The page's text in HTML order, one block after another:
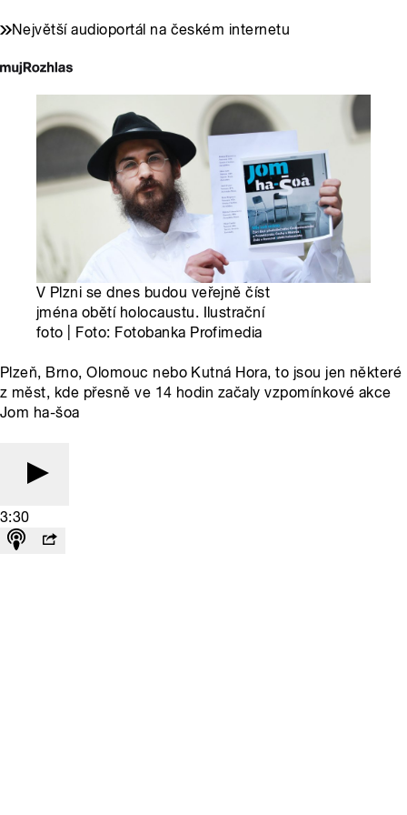
Největší audioportál na českém internetu
V Plzni se dnes budou veřejně číst
jména obětí holocaustu. Ilustrační
foto | Foto: Fotobanka Profimedia
Plzeň, Brno, Olomouc nebo Kutná Hora, to jsou jen některé
z měst, kde přesně ve 14 hodin začaly vzpomínkové akce
Jom ha-šoa
3:30